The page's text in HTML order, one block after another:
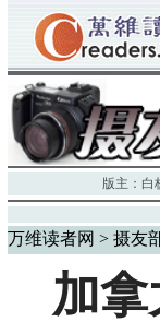
版主： 白
万维读者网 > 摄友
加